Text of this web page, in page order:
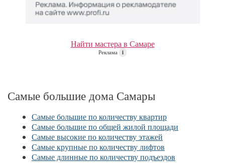
Найти мастера в Самаре
Реклама i
Самые большие дома Самары
Самые большие по количеству квартир
Самые большие по общей жилой площади
Самые высокие по количеству этажей
Самые крупные по количеству лифтов
Самые длинные по количеству подъездов